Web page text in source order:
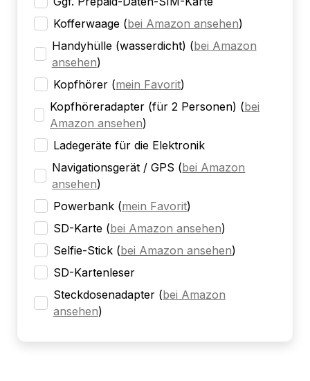
Kofferwaage (bei Amazon ansehen)
Handyhülle (wasserdicht) (bei Amazon
ansehen)
Kopfhörer (mein Favorit)
Kopfhöreradapter (für 2 Personen) (bei
Amazon ansehen)
Ladegeräte für die Elektronik
Navigationsgerät / GPS (bei Amazon
ansehen)
Powerbank (mein Favorit)
SD-Karte (bei Amazon ansehen)
Selfie-Stick (bei Amazon ansehen)
SD-Kartenleser
Steckdosenadapter (bei Amazon
ansehen)